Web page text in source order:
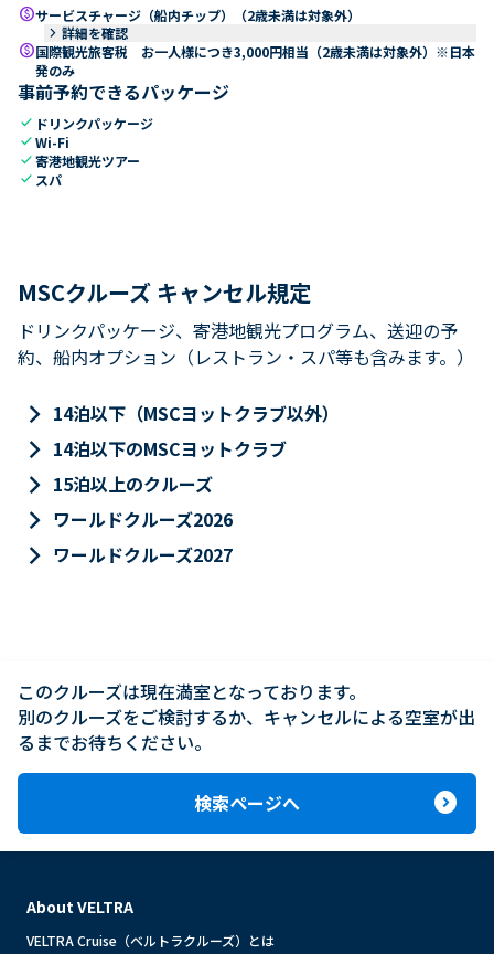
paidサービスチャージ（船内チップ）（2歳未満は対象外）
keyboard_arrow_right 詳細を確認
paid国際観光旅客税 お一人様につき3,000円相当（2歳未満は対象外）※日本
発のみ
事前予約できるパッケージ
check ドリンクパッケージ
checkWi-Fi
check寄港地観光ツアー
check スパ
MSCクルーズ キャンセル規定
ドリンクパッケージ、寄港地観光プログラム、送迎の予
約、船内オプション（レストラン・スパ等も含みます。）
keyboard_arrow_right 14泊以下（MSCヨットクラブ以外）
keyboard_arrow_right 14泊以下のMSCヨットクラブ
keyboard_arrow_right 15泊以上のクルーズ
keyboard_arrow_right ワールドクルーズ2026
keyboard_arrow_right ワールドクルーズ2027
このクルーズは現在満室となっております。
別のクルーズをご検討するか、キャンセルによる空室が出
るまでお待ちください。
検索ページへ expand_circle_right
About VELTRA
VELTRA Cruise（ベルトラクルーズ）とは